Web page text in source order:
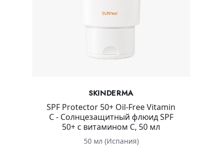
SKINDERMA
SPF Protector 50+ Oil-Free Vitamin
C - Солнцезащитный флюид SPF
50+ с витамином С, 50 мл
50 мл (Испания)